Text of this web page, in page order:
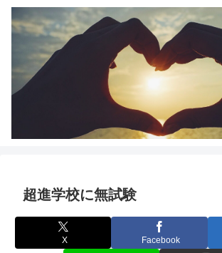
超進学校に無試験
X Facebook